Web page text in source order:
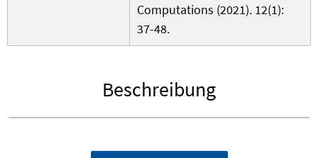
Computations (2021). 12(1):
37-48.
Beschreibung